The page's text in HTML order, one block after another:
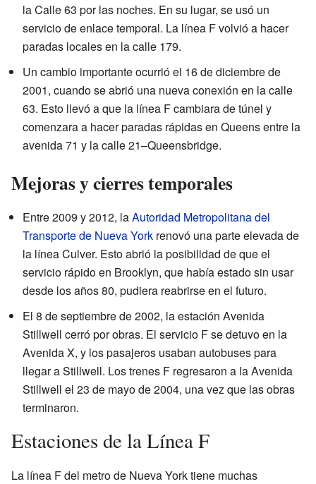
la Calle 63 por las noches. En su lugar, se usó un
servicio de enlace temporal. La línea F volvió a hacer
paradas locales en la calle 179.
Un cambio importante ocurrió el 16 de diciembre de
2001, cuando se abrió una nueva conexión en la calle
63. Esto llevó a que la línea F cambiara de túnel y
comenzara a hacer paradas rápidas en Queens entre la
avenida 71 y la calle 21–Queensbridge.
Mejoras y cierres temporales
Entre 2009 y 2012, laAutoridad Metropolitana del
Transporte de Nueva York renovó una parte elevada de
la línea Culver. Esto abrió la posibilidad de que el
servicio rápido en Brooklyn, que había estado sin usar
desde los años 80, pudiera reabrirse en el futuro.
El 8 de septiembre de 2002, la estación Avenida
Stillwell cerró por obras. El servicio F se detuvo en la
Avenida X, y los pasajeros usaban autobuses para
llegar a Stillwell. Los trenes F regresaron a la Avenida
Stillwell el 23 de mayo de 2004, una vez que las obras
terminaron.
Estaciones de la Línea F
La línea F del metro de Nueva York tiene muchas